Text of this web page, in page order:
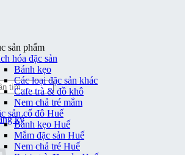
ký
sản phẩm
hóa đặc sản
Bánh kẹo
Các loại đặc sản khác
Cafe trà & đồ khô
Nem chả tré mắm
sản cố đô Huế
Bánh kẹo Huế
Mắm đặc sản Huế
Nem chả tré Huế